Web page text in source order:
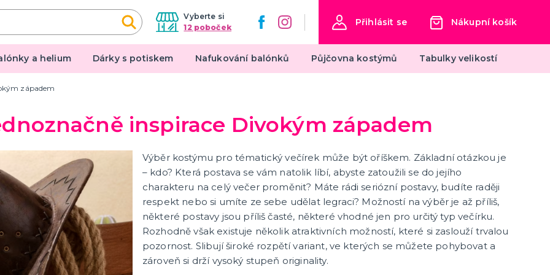
Vyberte si
12 poboček
Přihlásit se Nákupní košík
a helium Dárky s potiskem Nafukování balónků Půjčovna kostýmů Tabulky velikostí
klobouky
výzdoba a dekorace
ke kostýmům
Další doplňky
Doplňky pro ženicha
Doplňky pro družičky
Doplňky pro mládence
Balónky a girlandy
Výzdoba a dekorace
Fotokoutek
Originální dárky
Společenské hry
další kategorie
Dámské kostýmy na Oktoberfest
Klobouky na Oktoberfest
Pánské kostýmy na Oktoberfest
Doplňky na Oktoberfest
další kategorie
a Mikuláš Vánoce
Vánoční dekorace
Okrasné vánoční stužky
Vánoční girlandy
Silvestr
Silvestrovské dekorace
Silvestr v barvách
západem
inspirace Divokým západem
Výběr kostýmu pro tématický večírek může být oříškem. Základní otázkou je
– kdo? Která postava se vám natolik líbí, abyste zatoužili se do jejího
charakteru na celý večer proměnit? Máte rádi seriózní postavy, budíte raději
respekt nebo si umíte ze sebe udělat legraci? Možností na výběr je až příliš,
některé postavy jsou příliš časté, některé vhodné jen pro určitý typ večírku.
Rozhodně však existuje několik atraktivních možností, které si zaslouží trvalou
pozornost. Slibují široké rozpětí variant, ve kterých se můžete pohybovat a
zároveň si drží vysoký stupeň originality.